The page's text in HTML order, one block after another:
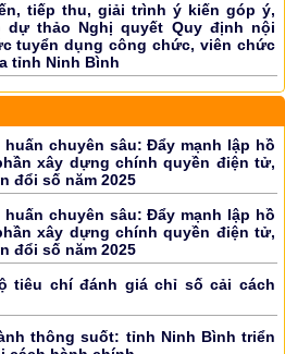
tiếp thu, giải trình ý kiến góp ý,
thảo Nghị quyết Quy định nội
tuyển dụng công chức, viên chức
tỉnh Ninh Bình
chuyên sâu: Đẩy mạnh lập hồ
xây dựng chính quyền điện tử,
đổi số năm 2025
chuyên sâu: Đẩy mạnh lập hồ
xây dựng chính quyền điện tử,
đổi số năm 2025
tiêu chí đánh giá chỉ số cải cách
thông suốt: tỉnh Ninh Bình triển